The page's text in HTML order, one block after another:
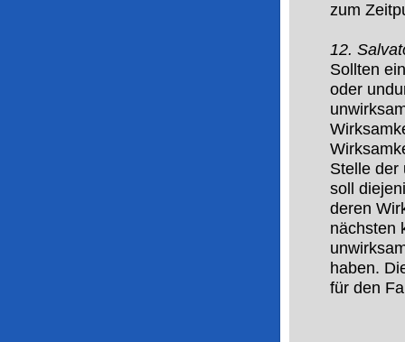
zum
12.
Sollten
oder
Stelle der
soll
deren
nächsten
haben.
für den